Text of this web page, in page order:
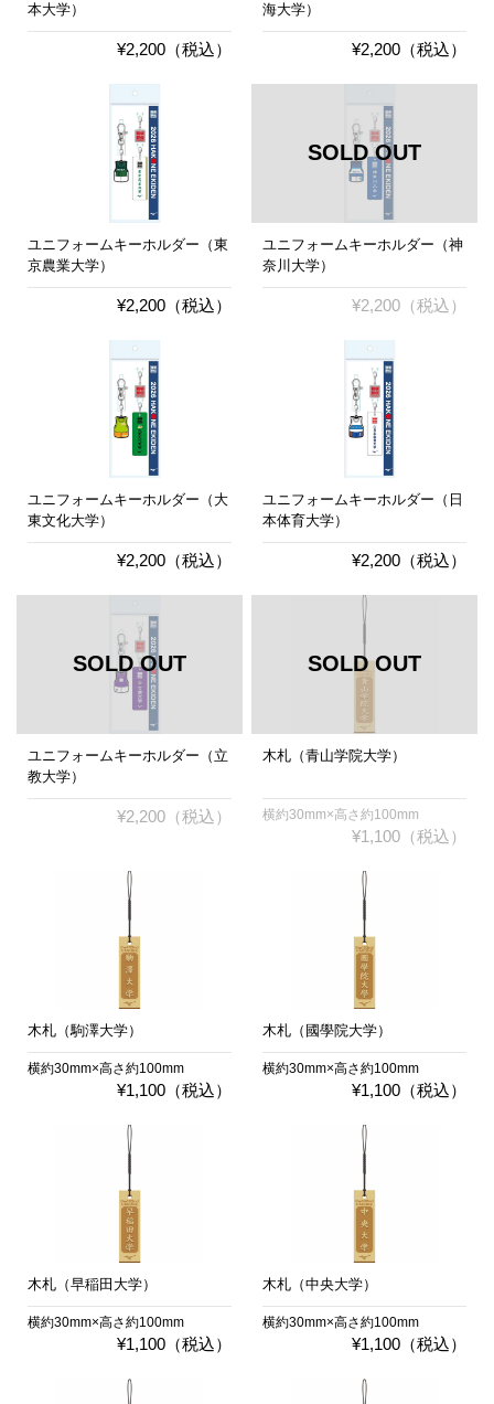
本大学）
¥2,200（税込）
海大学）
¥2,200（税込）
ユニフォームキーホルダー（東
京農業大学）
¥2,200（税込）
ユニフォームキーホルダー（神
奈川大学）
¥2,200（税込）
ユニフォームキーホルダー（大
東文化大学）
¥2,200（税込）
ユニフォームキーホルダー（日
本体育大学）
¥2,200（税込）
ユニフォームキーホルダー（立
教大学）
¥2,200（税込）
木札（青山学院大学）
横約30mm×高さ約100mm
¥1,100（税込）
木札（駒澤大学）
横約30mm×高さ約100mm
¥1,100（税込）
木札（國學院大学）
横約30mm×高さ約100mm
¥1,100（税込）
木札（早稲田大学）
横約30mm×高さ約100mm
¥1,100（税込）
木札（中央大学）
横約30mm×高さ約100mm
¥1,100（税込）